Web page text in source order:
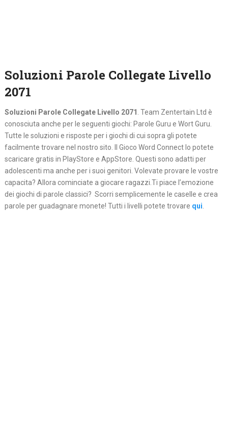
Soluzioni Parole Collegate Livello
2071
Soluzioni Parole Collegate Livello 2071 . Team Zentertain Ltd è
conosciuta anche per le seguenti giochi: Parole Guru e Wort Guru.
Tutte le soluzioni e risposte per i giochi di cui sopra gli potete
facilmente trovare nel nostro sito. Il Gioco Word Connect lo potete
scaricare gratis in PlayStore e AppStore. Questi sono adatti per
adolescenti ma anche per i suoi genitori. Volevate provare le vostre
capacita? Allora cominciate a giocare ragazzi.Ti piace l’emozione
dei giochi di parole classici? Scorri semplicemente le caselle e crea
parole per guadagnare monete! Tutti i livelli potete trovare qui.